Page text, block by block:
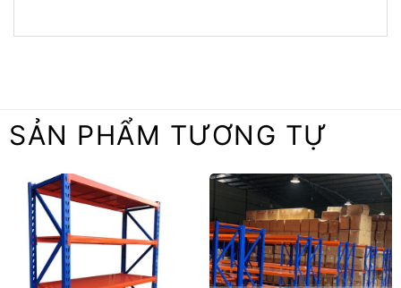
SẢN PHẨM TƯƠNG TỰ